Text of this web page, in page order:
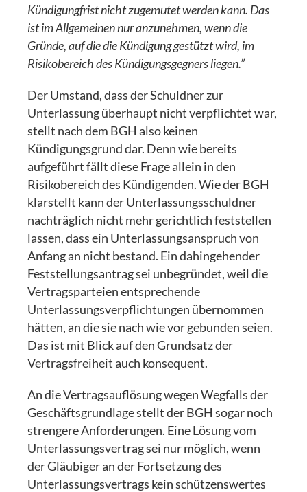
Kündigungfrist nicht zugemutet werden kann. Das
ist im Allgemeinen nur anzunehmen, wenn die
Gründe, auf die die Kündigung gestützt wird, im
Risikobereich des Kündigungsgegners liegen.”
Der Umstand, dass der Schuldner zur
Unterlassung überhaupt nicht verpflichtet war,
stellt nach dem BGH also keinen
Kündigungsgrund dar. Denn wie bereits
aufgeführt fällt diese Frage allein in den
Risikobereich des Kündigenden. Wie der BGH
klarstellt kann der Unterlassungsschuldner
nachträglich nicht mehr gerichtlich feststellen
lassen, dass ein Unterlassungsanspruch von
Anfang an nicht bestand. Ein dahingehender
Feststellungsantrag sei unbegründet, weil die
Vertragsparteien entsprechende
Unterlassungsverpflichtungen übernommen
hätten, an die sie nach wie vor gebunden seien.
Das ist mit Blick auf den Grundsatz der
Vertragsfreiheit auch konsequent.
An die Vertragsauflösung wegen Wegfalls der
Geschäftsgrundlage stellt der BGH sogar noch
strengere Anforderungen. Eine Lösung vom
Unterlassungsvertrag sei nur möglich, wenn
der Gläubiger an der Fortsetzung des
Unterlassungsvertrags kein schützenswertes